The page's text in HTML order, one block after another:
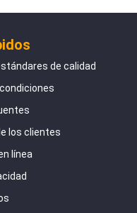
de calidad
los clientes
línea